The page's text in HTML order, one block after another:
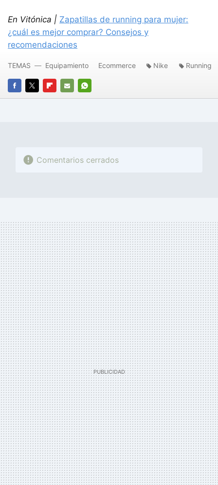
En Vitónica | Zapatillas de running para mujer:
¿cuál es mejor comprar? Consejos y
recomendaciones
FACEBOOK
TWITTERFLIPBOARD
E-
WHATSAPP
TEMAS Equipamiento Ecommerce Nike Running
Comentarios cerrados